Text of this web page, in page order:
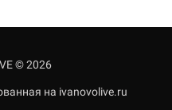
© 2026
на ivanovolive.ru